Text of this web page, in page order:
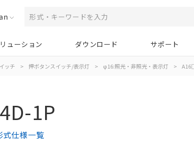
ューション ダウンロード サポート
ッチ > 押ボタンスイッチ/表示灯 > φ16:照光・非照光・表示灯 >
1P
仕様一覧